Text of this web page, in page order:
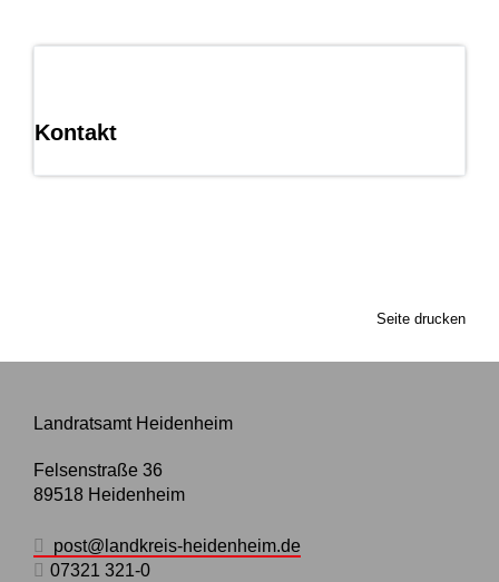
Kontakt
Seite drucken
Landratsamt Heidenheim
Felsenstraße 36
89518 Heidenheim
post@landkreis-heidenheim.de
07321 321-0